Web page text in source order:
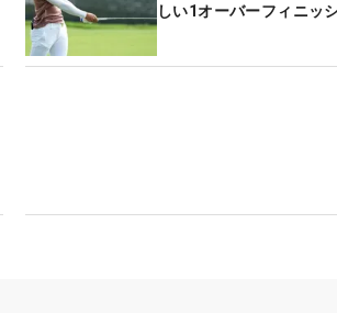
しい1オーバーフィニッ